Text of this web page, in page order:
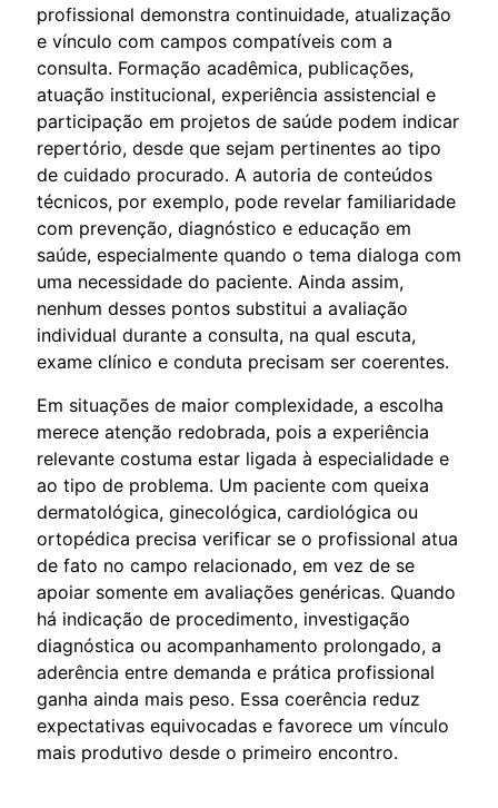
profissional demonstra continuidade, atualização
e vínculo com campos compatíveis com a
consulta. Formação acadêmica, publicações,
atuação institucional, experiência assistencial e
participação em projetos de saúde podem indicar
repertório, desde que sejam pertinentes ao tipo
de cuidado procurado. A autoria de conteúdos
técnicos, por exemplo, pode revelar familiaridade
com prevenção, diagnóstico e educação em
saúde, especialmente quando o tema dialoga com
uma necessidade do paciente. Ainda assim,
nenhum desses pontos substitui a avaliação
individual durante a consulta, na qual escuta,
exame clínico e conduta precisam ser coerentes.
Em situações de maior complexidade, a escolha
merece atenção redobrada, pois a experiência
relevante costuma estar ligada à especialidade e
ao tipo de problema. Um paciente com queixa
dermatológica, ginecológica, cardiológica ou
ortopédica precisa verificar se o profissional atua
de fato no campo relacionado, em vez de se
apoiar somente em avaliações genéricas. Quando
há indicação de procedimento, investigação
diagnóstica ou acompanhamento prolongado, a
aderência entre demanda e prática profissional
ganha ainda mais peso. Essa coerência reduz
expectativas equivocadas e favorece um vínculo
mais produtivo desde o primeiro encontro.